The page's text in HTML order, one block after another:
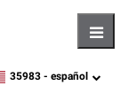
language
35983 - español